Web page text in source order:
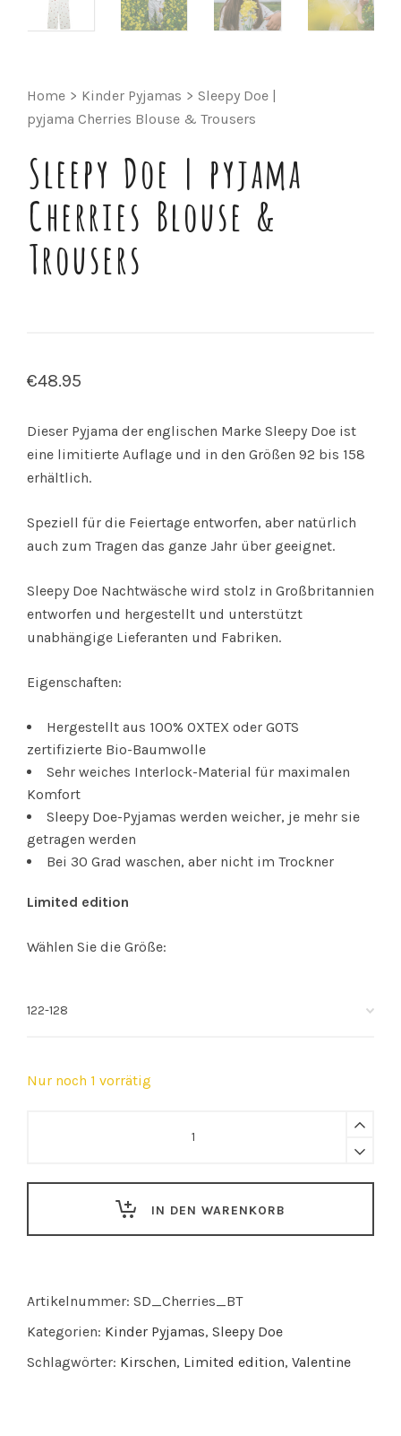
Home > Kinder Pyjamas > Sleepy Doe |
pyjama Cherries Blouse & Trousers
Sleepy Doe | pyjama
Cherries Blouse &
Trousers
€48.95
Dieser Pyjama der englischen Marke Sleepy Doe ist
eine limitierte Auflage und in den Größen 92 bis 158
erhältlich.
Speziell für die Feiertage entworfen, aber natürlich
auch zum Tragen das ganze Jahr über geeignet.
Sleepy Doe Nachtwäsche wird stolz in Großbritannien
entworfen und hergestellt und unterstützt
unabhängige Lieferanten und Fabriken.
Eigenschaften:
Hergestellt aus 100% OXTEX oder GOTS
zertifizierte Bio-Baumwolle
Sehr weiches Interlock-Material für maximalen
Komfort
Sleepy Doe-Pyjamas werden weicher, je mehr sie
getragen werden
Bei 30 Grad waschen, aber nicht im Trockner
Limited edition
Wählen Sie die Größe:
Nur noch 1 vorrätig
Blouse
quantity
IN DEN WARENKORB
Artikelnummer: SD_Cherries_BT
Kategorien: Kinder Pyjamas, Sleepy Doe
Schlagwörter: Kirschen, Limited edition, Valentine